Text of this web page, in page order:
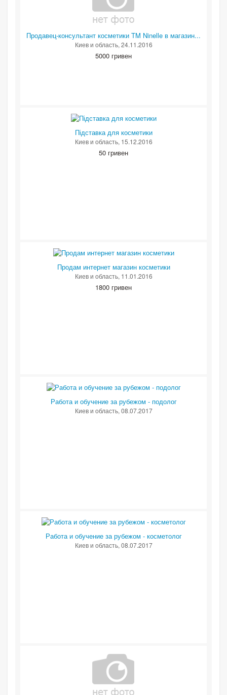
Продавец-консультант косметики TM Ninelle в магазин...
Киев и область, 24.11.2016
5000 гривен
Підставка для косметики
Киев и область, 15.12.2016
50 гривен
Продам интернет магазин косметики
Киев и область, 11.01.2016
1800 гривен
Работа и обучение за рубежом - подолог
Киев и область, 08.07.2017
Работа и обучение за рубежом - косметолог
Киев и область, 08.07.2017